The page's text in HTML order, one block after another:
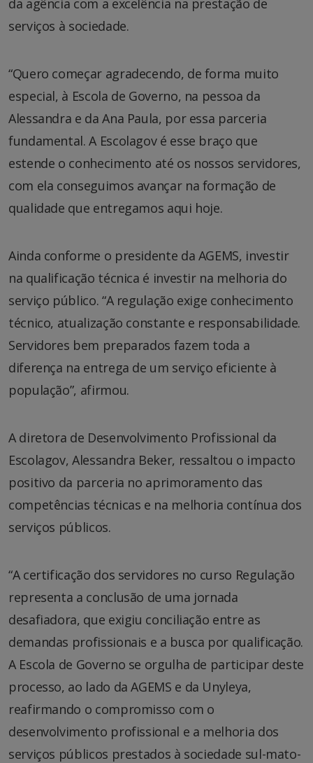
serviços à sociedade.
“Quero começar agradecendo, de forma muito
especial, à Escola de Governo, na pessoa da
Alessandra e da Ana Paula, por essa parceria
fundamental. A Escolagov é esse braço que
estende o conhecimento até os nossos servidores,
com ela conseguimos avançar na formação de
qualidade que entregamos aqui hoje.
Ainda conforme o presidente da AGEMS, investir
na qualificação técnica é investir na melhoria do
serviço público. “A regulação exige conhecimento
técnico, atualização constante e responsabilidade.
Servidores bem preparados fazem toda a
diferença na entrega de um serviço eficiente à
população”, afirmou.
A diretora de Desenvolvimento Profissional da
Escolagov, Alessandra Beker, ressaltou o impacto
positivo da parceria no aprimoramento das
competências técnicas e na melhoria contínua dos
serviços públicos.
“A certificação dos servidores no curso Regulação
representa a conclusão de uma jornada
desafiadora, que exigiu conciliação entre as
demandas profissionais e a busca por qualificação.
A Escola de Governo se orgulha de participar deste
processo, ao lado da AGEMS e da Unyleya,
reafirmando o compromisso com o
desenvolvimento profissional e a melhoria dos
serviços públicos prestados à sociedade sul-mato-